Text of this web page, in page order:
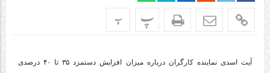
پ پ
آیت اسدی نماینده کارگران درباره میزان افزایش دستمزد ۳۵ تا ۴۰ درصدی